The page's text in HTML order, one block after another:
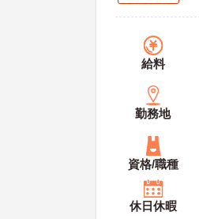
給料
勤務地
資格/職種
休日休暇